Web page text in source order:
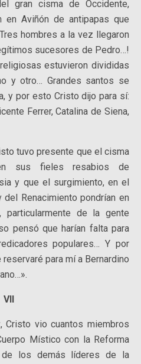
gran cisma de Occidente,
en Aviñón de antipapas que
hombres a la vez llegaron
sucesores de Pedro…!
estuvieron divididas
y otro… Grandes santos se
y por esto Cristo dijo para sí:
Ferrer, Catalina de Siena,
tuvo presente que el cisma
sus fieles resabios de
y que el surgimiento, en el
Renacimiento pondrían en
de la gente
pensó que harían falta para
populares… Y por
para mí a Bernardino
VII
vio cuantos miembros
Místico con la Reforma
los demás líderes de la